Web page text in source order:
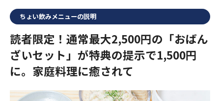
ちょい飲みメニューの説明
読者限定！通常最大2,500円の「おばん
ざいセット」が特典の提示で1,500円
に。家庭料理に癒されて